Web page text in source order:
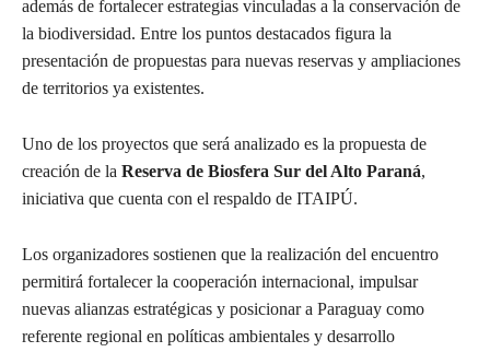
además de fortalecer estrategias vinculadas a la conservación de
la biodiversidad. Entre los puntos destacados figura la
presentación de propuestas para nuevas reservas y ampliaciones
de territorios ya existentes.
Uno de los proyectos que será analizado es la propuesta de
creación de la Reserva de Biosfera Sur del Alto Paraná,
iniciativa que cuenta con el respaldo de ITAIPÚ.
Los organizadores sostienen que la realización del encuentro
permitirá fortalecer la cooperación internacional, impulsar
nuevas alianzas estratégicas y posicionar a Paraguay como
referente regional en políticas ambientales y desarrollo